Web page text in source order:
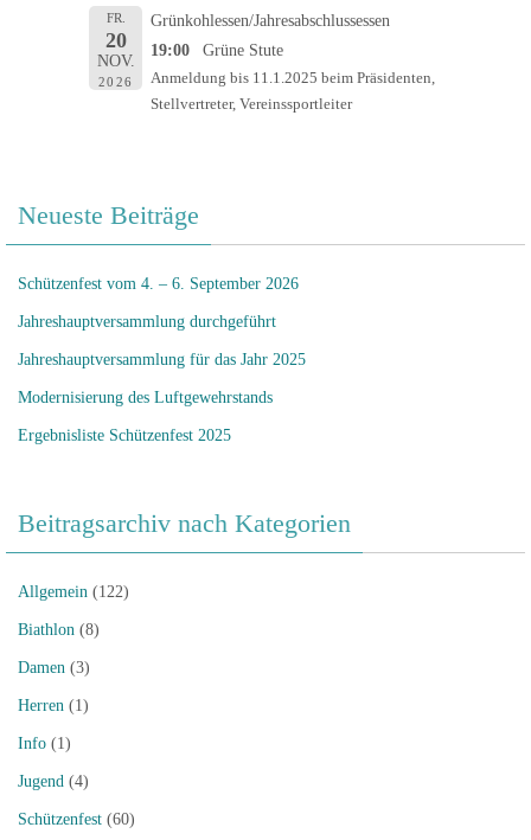
FR.
20
NOV.
2026
Grünkohlessen/Jahresabschlussessen
19:00
Grüne Stute
Anmeldung bis 11.1.2025 beim Präsidenten,
Stellvertreter, Vereinssportleiter
Neueste Beiträge
Schützenfest vom 4. – 6. September 2026
Jahreshauptversammlung durchgeführt
Jahreshauptversammlung für das Jahr 2025
Modernisierung des Luftgewehrstands
Ergebnisliste Schützenfest 2025
Beitragsarchiv nach Kategorien
Allgemein (122)
Biathlon (8)
Damen (3)
Herren (1)
Info (1)
Jugend (4)
Schützenfest (60)